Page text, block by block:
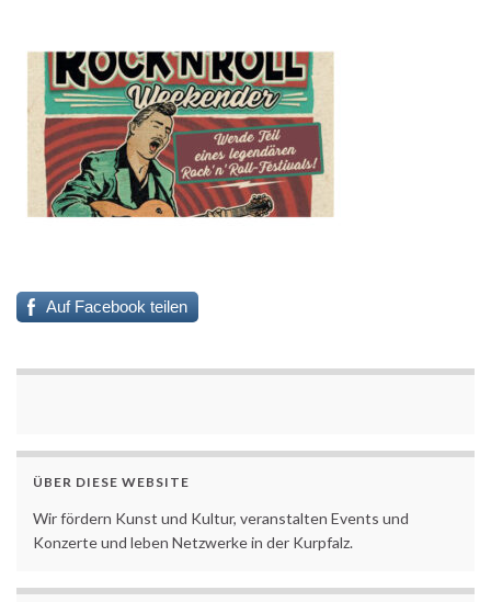
Auf Facebook teilen
ÜBER DIESE WEBSITE
Wir fördern Kunst und Kultur, veranstalten Events und
Konzerte und leben Netzwerke in der Kurpfalz.